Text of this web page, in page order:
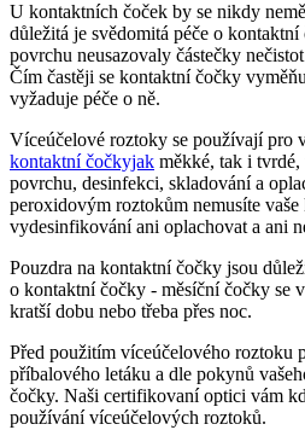
U kontaktních čoček by se nikdy
důležitá je svědomitá péče o
povrchu neusazovaly částečky
Čím častěji se kontaktní čočky
vyžaduje péče o ně.
Víceúčelové roztoky se používají pro
kontaktní čočkyjak měkké, tak i
povrchu, desinfekci, skladování a
peroxidovým roztokům nemusíte
vydesinfikování ani oplachovat a ani
Pouzdra na kontaktní čočky jsou
o kontaktní čočky - měsíční čočky se
kratší dobu nebo třeba přes noc.
Před použitím víceúčelového roztoku
příbalového letáku a dle pokynů
čočky. Naši certifikovaní optici vám
používání víceúčelových roztoků.